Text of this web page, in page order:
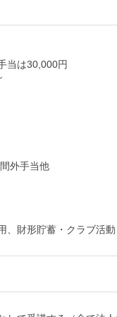
当は30,000円
外手当他
、財形貯蓄・クラブ活